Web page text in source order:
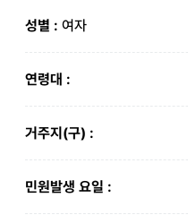
성별 : 여자
연령대 :
거주지(구) :
민원발생 요일 :